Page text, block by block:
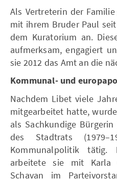
Als Vertreterin der
mit ihrem Bruder Paul
dem Kuratorium an.
aufmerksam, engagiert
sie 2012 das Amt an die
Kommunal- und
Nachdem Libet viele
mitgearbeitet hatte,
als Sachkundige
des Stadtrats
Kommunalpolitik
arbeitete sie mit Karla
Schavan im